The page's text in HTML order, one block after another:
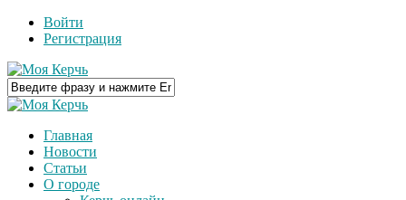
Войти
Регистрация
Главная
Новости
Статьи
О городе